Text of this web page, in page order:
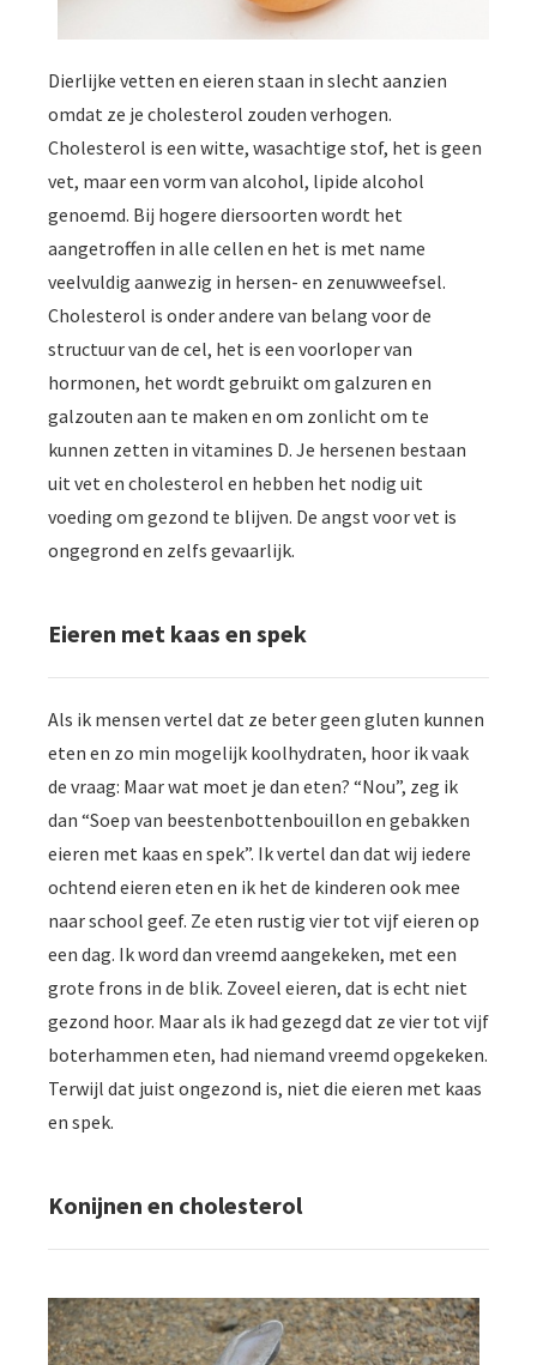
Dierlijke vetten en eieren staan in slecht aanzien
omdat ze je cholesterol zouden verhogen.
Cholesterol is een witte, wasachtige stof, het is geen
vet, maar een vorm van alcohol, lipide alcohol
genoemd. Bij hogere diersoorten wordt het
aangetroffen in alle cellen en het is met name
veelvuldig aanwezig in hersen- en zenuwweefsel.
Cholesterol is onder andere van belang voor de
structuur van de cel, het is een voorloper van
hormonen, het wordt gebruikt om galzuren en
galzouten aan te maken en om zonlicht om te
kunnen zetten in vitamines D. Je hersenen bestaan
uit vet en cholesterol en hebben het nodig uit
voeding om gezond te blijven. De angst voor vet is
ongegrond en zelfs gevaarlijk.
Eieren met kaas en spek
Als ik mensen vertel dat ze beter geen gluten kunnen
eten en zo min mogelijk koolhydraten, hoor ik vaak
de vraag: Maar wat moet je dan eten? “Nou”, zeg ik
dan “Soep van beestenbottenbouillon en gebakken
eieren met kaas en spek”. Ik vertel dan dat wij iedere
ochtend eieren eten en ik het de kinderen ook mee
naar school geef. Ze eten rustig vier tot vijf eieren op
een dag. Ik word dan vreemd aangekeken, met een
grote frons in de blik. Zoveel eieren, dat is echt niet
gezond hoor. Maar als ik had gezegd dat ze vier tot vijf
boterhammen eten, had niemand vreemd opgekeken.
Terwijl dat juist ongezond is, niet die eieren met kaas
en spek.
Konijnen en cholesterol